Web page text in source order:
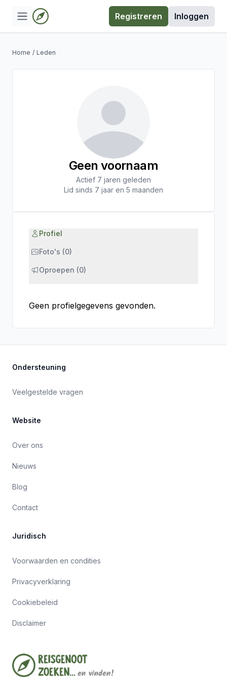
Registreren Inloggen
Home / Leden
Geen voornaam
Actief 7 jaren geleden
Lid sinds 7 jaar en 5 maanden
Profiel
Foto's (0)
Oproepen (0)
Geen profielgegevens gevonden.
Ondersteuning
Veelgestelde vragen
Website
Over ons
Nieuws
Blog
Contact
Juridisch
Voorwaarden en condities
Privacyverklaring
Cookiebeleid
Disclaimer